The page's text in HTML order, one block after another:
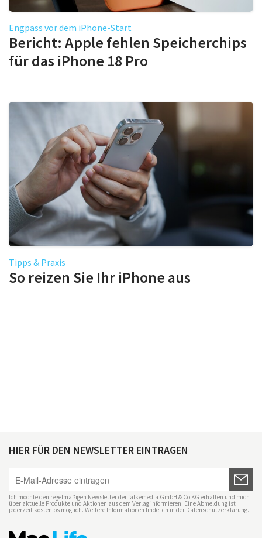
Engpass vor dem iPhone-Start
Bericht: Apple fehlen Speicherchips
für das iPhone 18 Pro
Tipps & Praxis
So reizen Sie Ihr iPhone aus
HIER FÜR DEN NEWSLETTER EINTRAGEN
Ich möchte den regelmäßigen Newsletter der falkemedia GmbH & Co KG erhalten und mich
über aktuelle Produkte und Aktionen aus dem Verlag informieren. Eine Abmeldung ist
jederzeit kostenlos möglich. Weitere Informationen finde ich in der Datenschutzerklärung.